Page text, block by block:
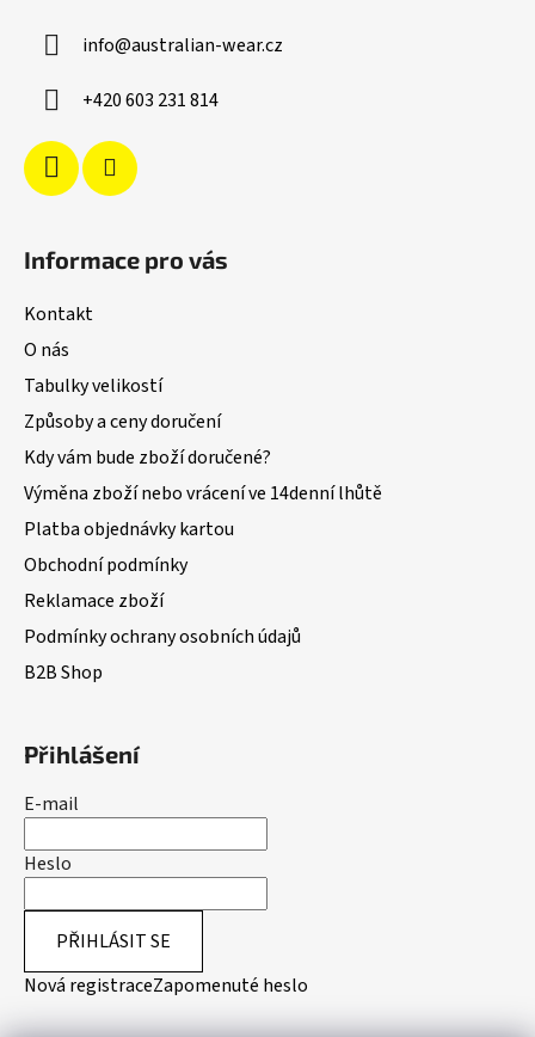
info@australian-wear.cz
+420 603 231 814
Informace pro vás
Kontakt
O nás
Tabulky velikostí
Způsoby a ceny doručení
Kdy vám bude zboží doručené?
Výměna zboží nebo vrácení ve 14denní lhůtě
Platba objednávky kartou
Obchodní podmínky
Reklamace zboží
Podmínky ochrany osobních údajů
B2B Shop
Přihlášení
E-mail
Heslo
PŘIHLÁSIT SE
Nová registraceZapomenuté heslo